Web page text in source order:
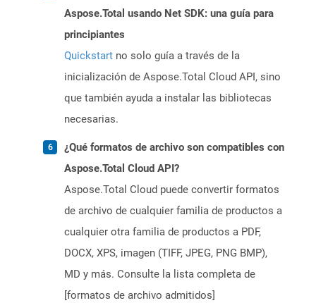
Aspose.Total usando Net SDK: una guía para
principiantes
Quickstart no solo guía a través de la
inicialización de Aspose.Total Cloud API, sino
que también ayuda a instalar las bibliotecas
necesarias.
¿Qué formatos de archivo son compatibles con
Aspose.Total Cloud API?
Aspose.Total Cloud puede convertir formatos
de archivo de cualquier familia de productos a
cualquier otra familia de productos a PDF,
DOCX, XPS, imagen (TIFF, JPEG, PNG BMP),
MD y más. Consulte la lista completa de
[formatos de archivo admitidos]